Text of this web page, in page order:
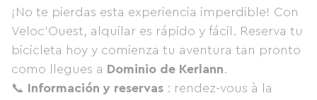
¡No te pierdas esta experiencia imperdible! Con
Veloc'Ouest, alquilar es rápido y fácil. Reserva tu
bicicleta hoy y comienza tu aventura tan pronto
como llegues a Dominio de Kerlann.
📞 Información y reservas : rendez-vous à la